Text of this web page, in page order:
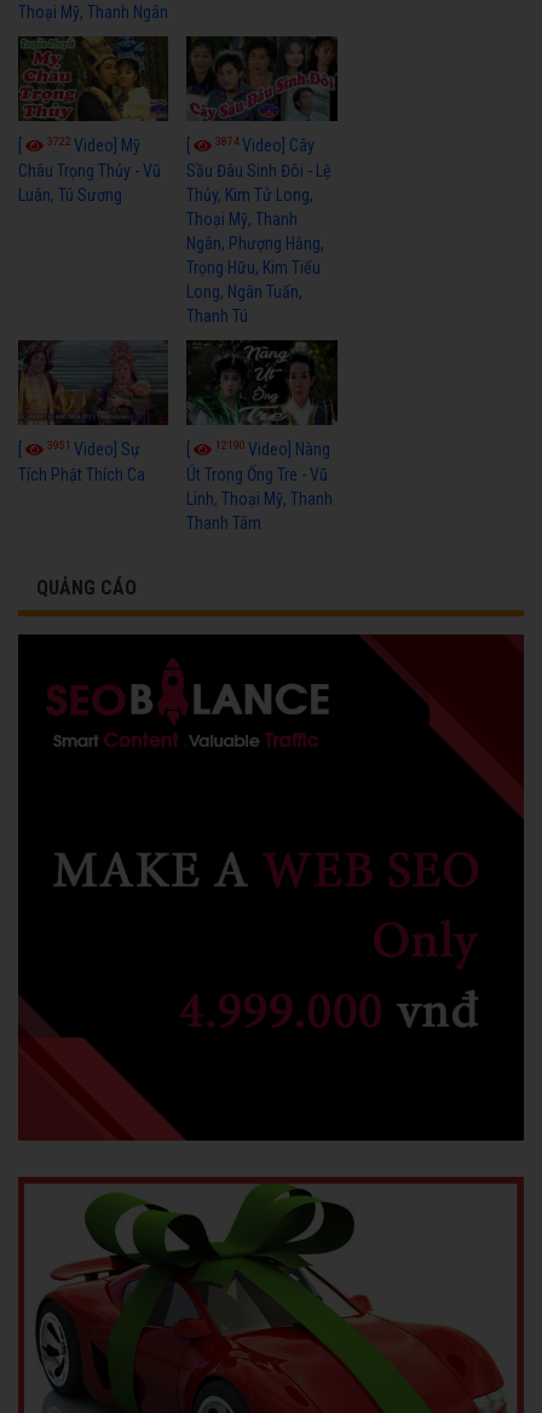
Thoại Mỹ, Thanh Ngân
3722 Video] Mỹ
Châu Trọng Thủy - Vũ
Luân, Tú Sương
3874Video] Cây
Sầu Đâu Sinh Đôi - Lệ
Thủy, Kim Tử Long,
Thoại Mỹ, Thanh
Ngân, Phượng Hằng,
Trọng Hữu, Kim Tiểu
Long, Ngân Tuấn,
Thanh Tú
[ 3951 Video] Sự
Tích Phật Thích Ca
[ 12190Video] Nàng
Út Trong Ống Tre - Vũ
Linh, Thoại Mỹ, Thanh
Thanh Tâm
QUẢNG CÁO